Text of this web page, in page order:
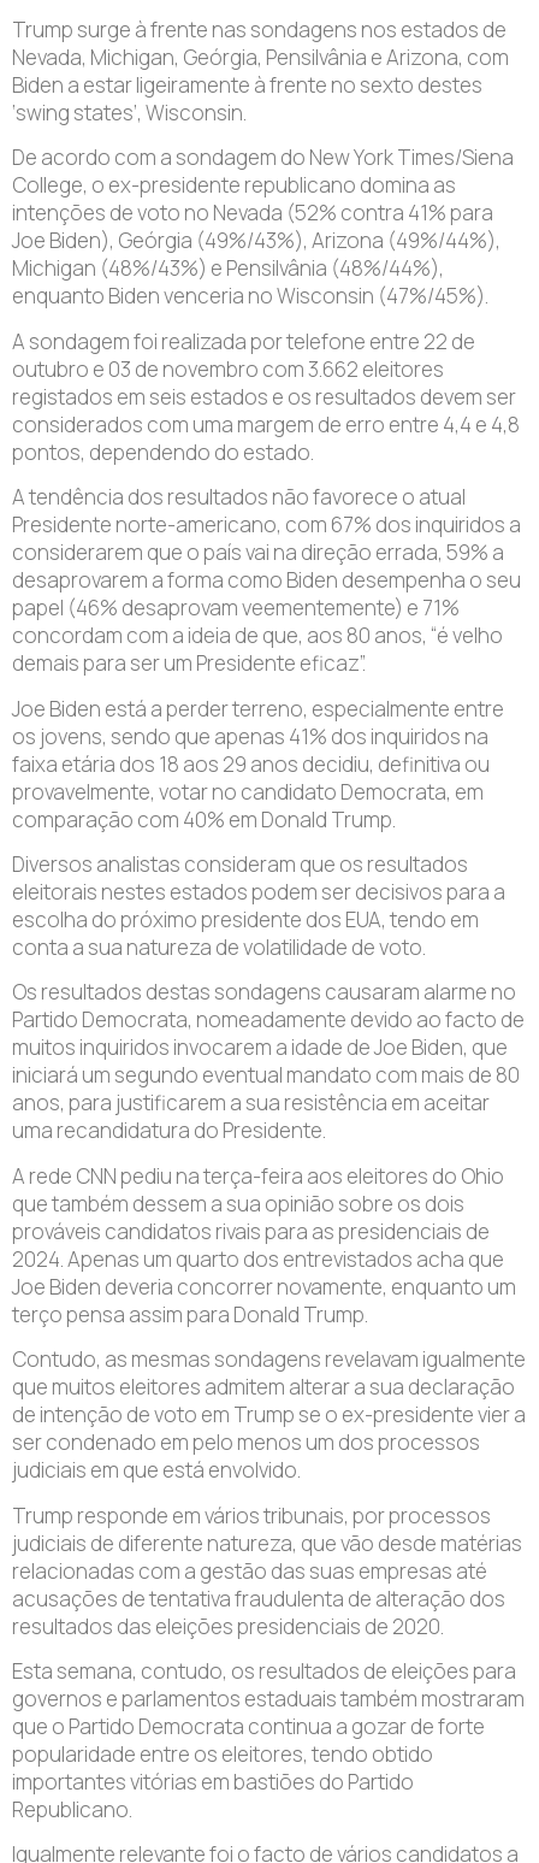
Trump surge à frente nas sondagens nos estados de
Nevada, Michigan, Geórgia, Pensilvânia e Arizona, com
Biden a estar ligeiramente à frente no sexto destes
‘swing states’, Wisconsin.
De acordo com a sondagem do New York Times/Siena
College, o ex-presidente republicano domina as
intenções de voto no Nevada (52% contra 41% para
Joe Biden), Geórgia (49%/43%), Arizona (49%/44%),
Michigan (48%/43%) e Pensilvânia (48%/44%),
enquanto Biden venceria no Wisconsin (47%/45%).
A sondagem foi realizada por telefone entre 22 de
outubro e 03 de novembro com 3.662 eleitores
registados em seis estados e os resultados devem ser
considerados com uma margem de erro entre 4,4 e 4,8
pontos, dependendo do estado.
A tendência dos resultados não favorece o atual
Presidente norte-americano, com 67% dos inquiridos a
considerarem que o país vai na direção errada, 59% a
desaprovarem a forma como Biden desempenha o seu
papel (46% desaprovam veementemente) e 71%
concordam com a ideia de que, aos 80 anos, “é velho
demais para ser um Presidente eficaz”.
Joe Biden está a perder terreno, especialmente entre
os jovens, sendo que apenas 41% dos inquiridos na
faixa etária dos 18 aos 29 anos decidiu, definitiva ou
provavelmente, votar no candidato Democrata, em
comparação com 40% em Donald Trump.
Diversos analistas consideram que os resultados
eleitorais nestes estados podem ser decisivos para a
escolha do próximo presidente dos EUA, tendo em
conta a sua natureza de volatilidade de voto.
Os resultados destas sondagens causaram alarme no
Partido Democrata, nomeadamente devido ao facto de
muitos inquiridos invocarem a idade de Joe Biden, que
iniciará um segundo eventual mandato com mais de 80
anos, para justificarem a sua resistência em aceitar
uma recandidatura do Presidente.
A rede CNN pediu na terça-feira aos eleitores do Ohio
que também dessem a sua opinião sobre os dois
prováveis candidatos rivais para as presidenciais de
2024. Apenas um quarto dos entrevistados acha que
Joe Biden deveria concorrer novamente, enquanto um
terço pensa assim para Donald Trump.
Contudo, as mesmas sondagens revelavam igualmente
que muitos eleitores admitem alterar a sua declaração
de intenção de voto em Trump se o ex-presidente vier a
ser condenado em pelo menos um dos processos
judiciais em que está envolvido.
Trump responde em vários tribunais, por processos
judiciais de diferente natureza, que vão desde matérias
relacionadas com a gestão das suas empresas até
acusações de tentativa fraudulenta de alteração dos
resultados das eleições presidenciais de 2020.
Esta semana, contudo, os resultados de eleições para
governos e parlamentos estaduais também mostraram
que o Partido Democrata continua a gozar de forte
popularidade entre os eleitores, tendo obtido
importantes vitórias em bastiões do Partido
Republicano.
Igualmente relevante foi o facto de vários candidatos a